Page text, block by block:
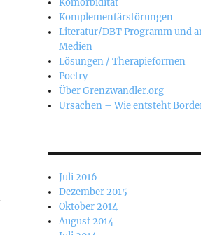
Komplementärstörungen
Literatur/DBT Programm und
Medien
Lösungen / Therapieformen
Poetry
Über Grenzwandler.org
Ursachen – Wie entsteht
Juli 2016
Dezember 2015
Oktober 2014
August 2014